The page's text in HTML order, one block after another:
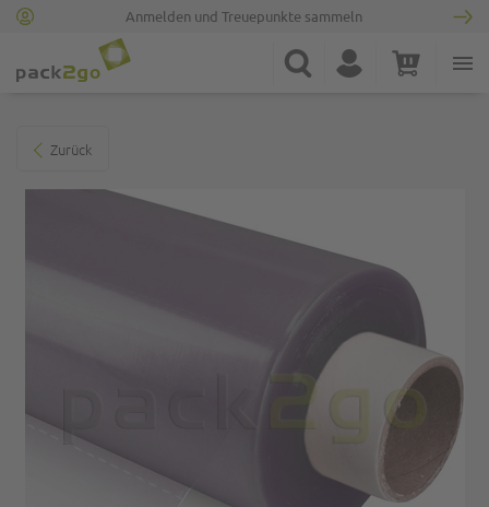
Anmelden und Treuepunkte sammeln
Suche Konto Warenkorb
Zurück